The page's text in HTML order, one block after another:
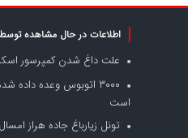
اطلاعات در حال مشاهده توسط
علت داغ شدن کمپرسور
۳۰۰۰ اتوبوس وعده
است
تونل زیارباغ جاده هراز